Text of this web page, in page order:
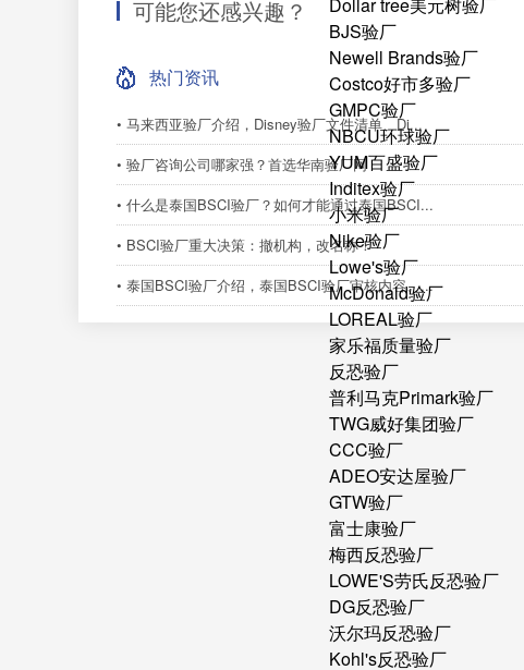
BJS验厂
Newell Brands验厂
Costco好市多验厂
GMPC验厂
NBCU环球验厂
YUM百盛验厂
Inditex验厂
小米验厂
Nike验厂
Lowe's验厂
McDonald验厂
LOREAL验厂
家乐福质量验厂
反恐验厂
普利马克Primark验厂
TWG威好集团验厂
CCC验厂
ADEO安达屋验厂
GTW验厂
富士康验厂
梅西反恐验厂
LOWE'S劳氏反恐验厂
DG反恐验厂
沃尔玛反恐验厂
Kohl's反恐验厂
可能您还感兴趣？
热门资讯
• 马来西亚验厂介绍，Disney验厂文件清单、Di...
• 验厂咨询公司哪家强？首选华南验厂网
• 什么是泰国BSCI验厂？如何才能通过泰国BSCI...
• BSCI验厂重大决策：撤机构，改名称！
• 泰国BSCI验厂介绍，泰国BSCI验厂审核内容、...